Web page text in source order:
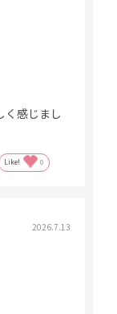
く感じまし
Like! 0
2026.7.13